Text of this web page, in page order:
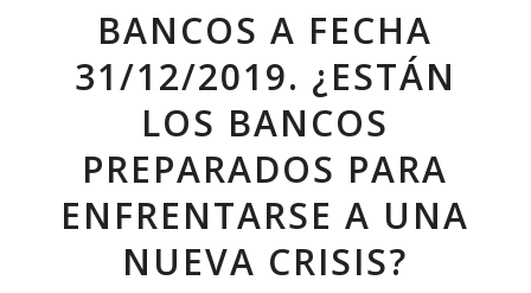
BANCOS A FECHA
31/12/2019. ¿ESTÁN
LOS BANCOS
PREPARADOS PARA
ENFRENTARSE A UNA
NUEVA CRISIS?